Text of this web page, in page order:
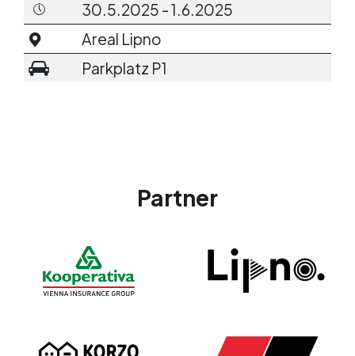
30.5.2025 - 1.6.2025
Areal Lipno
Parkplatz P1
Partner